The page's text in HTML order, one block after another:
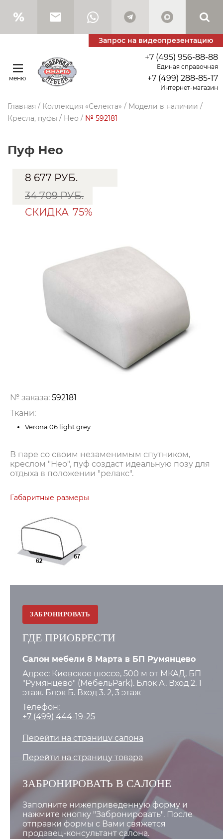
Запрос на видеопрезентацию
меню
+7 (495) 956-88-88
Единая справочная
+7 (499) 288-85-17
Интернет-магазин
Главная / Коллекция «Селекта» / Модели в наличии /
Кресла, пуфы / Нео / № 592181
Пуф Нео
8 677 РУБ.
34 709 РУБ.
СКИДКА 75%
№ заказа: 592181
Ткани:
Verona 06 light grey
В паре со своим незаменимым спутником,
креслом "Нео", пуф создаст идеальную позу для
отдыха в положении "релакс".
Габаритные размеры
ЗАБРОНИРОВАТЬ
ГДЕ ПРИОБРЕСТИ
Салон мебели 8 Марта в БП Румянцево
Адрес: Киевское шоссе, 500 м от МКАД, БП
"Румянцево" (МебельPark). Блок А. Вход 2. 1
этаж. Блок Б. Вход 3. 2, 3 этаж
Телефон:
+7 (499) 444-19-25
Перейти на страницу салона
Перейти на страницу товара
ЗАБРОНИРОВАТЬ В САЛОНЕ
Заполните нижеприведенную форму и
нажмите кнопку "Забронировать". После
отправки формы с Вами свяжется
продавец-консультант салона.